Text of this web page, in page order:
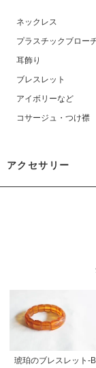
ネックレス
プラスチックブロー
耳飾り
ブレスレット
アイボリーなど
コサージュ・つけ襟
アクセサリー
琥珀のブレスレット-B